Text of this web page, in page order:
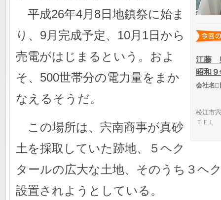
江藤
昭和
会社名
松江市
ＴＥＬ
平成26年4月8日地鎮祭に始ま
り、9月完成予定、10月1日から
売電がはじまるという。およ
そ、500世帯分の電力量をまか
なえるそうだ。
この場所は、宍南商事が真砂
土を採取していた跡地、５ヘク
タールの広大な土地、そのうち３ヘ
設置されようとしている。